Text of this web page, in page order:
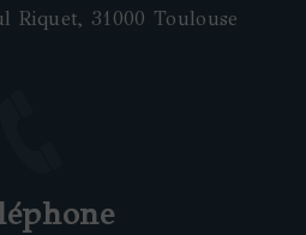
Riquet, 31000 Toulouse